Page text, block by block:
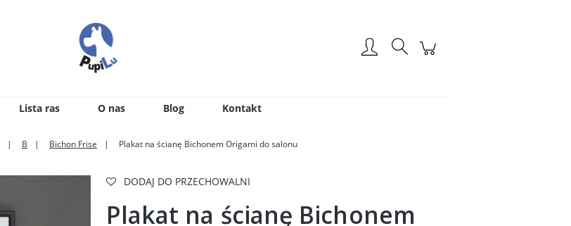
Lista ras O nas Blog Kontakt
B Bichon Frise Plakat na ścianę Bichonem Origami do salonu
DODAJ DO PRZECHOWALNI
Plakat na ścianę Bichonem